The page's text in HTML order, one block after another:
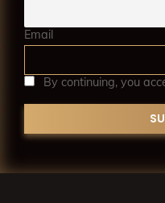
Email
By continuing, you